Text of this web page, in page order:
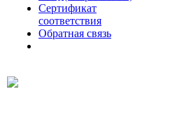
Сертификат
соответствия
Обратная связь